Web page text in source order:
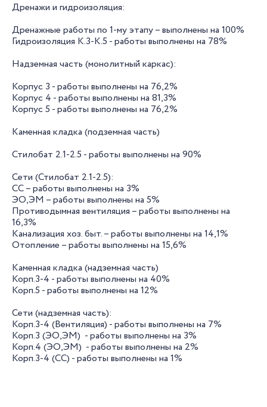
Дренажи и гидроизоляция:
Дренажные работы по 1-му этапу – выполнены на 100%
Гидроизоляция К.3-К.5 - работы выполнены на 78%
Надземная часть (монолитный каркас):
Корпус 3 - работы выполнены на 76,2%
Корпус 4 - работы выполнены на 81,3%
Корпус 5 - работы выполнены на 76,2%
Каменная кладка (подземная часть)
Стилобат 2.1-2.5 - работы выполнены на 90%
Сети (Стилобат 2.1-2.5):
СС – работы выполнены на 3%
ЭО,ЭМ – работы выполнены на 5%
Противодымная вентиляция – работы выполнены на
16,3%
Канализация хоз. быт. – работы выполнены на 14,1%
Отопление – работы выполнены на 15,6%
Каменная кладка (надземная часть)
Корп.3-4 - работы выполнены на 40%
Корп.5 - работы выполнены на 12%
Сети (надземная часть):
Корп.3-4 (Вентиляция) - работы выполнены на 7%
Корп.3 (ЭО,ЭМ) - работы выполнены на 3%
Корп.4 (ЭО,ЭМ) - работы выполнены на 2%
Корп.3-4 (СС) - работы выполнены на 1%